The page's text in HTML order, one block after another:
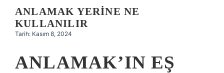
Hakkımızda
ANLAMAK YERINE NE
KULLANILIR
Tarih: Kasım 8, 2024
ANLAMAK’IN EŞ